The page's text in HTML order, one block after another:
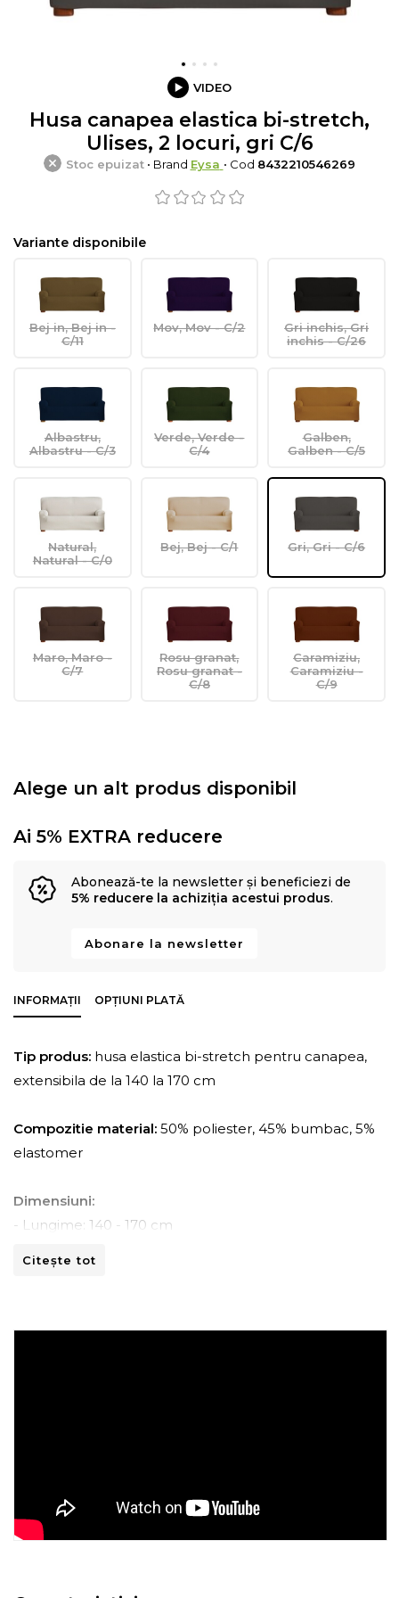
VIDEO
Husa canapea elastica bi-stretch,
Ulises, 2 locuri, gri C/6
Stoc epuizat• Brand Eysa • Cod 8432210546269
Variante disponibile
Bej in, Bej in -
C/11
Mov, Mov - C/2
Gri inchis, Gri
inchis - C/26
Albastru,
Albastru - C/3
Verde, Verde -
C/4
Galben,
Galben - C/5
Natural,
Natural - C/0
Bej, Bej - C/1 Gri, Gri - C/6
Maro, Maro -
C/7
Rosu granat,
Rosu granat -
C/8
Caramiziu,
Caramiziu -
C/9
Alege un alt produs disponibil
Ai 5% EXTRA reducere
Abonează-te la newsletter și beneficiezi de
5% reducere la achiziția acestui produs.
Abonare la newsletter
INFORMAȚII OPȚIUNI PLATĂ
Tip produs: husa elastica bi-stretch pentru canapea,
extensibila de la 140 la 170 cm
Compozitie material: 50% poliester, 45% bumbac, 5%
elastomer
Dimensiuni:
- Lungime: 140 - 170 cm
- Inaltime: 80 -110 cm
solare.
- Evitati contactul direct cu benzi de fixare automata
Citește tot